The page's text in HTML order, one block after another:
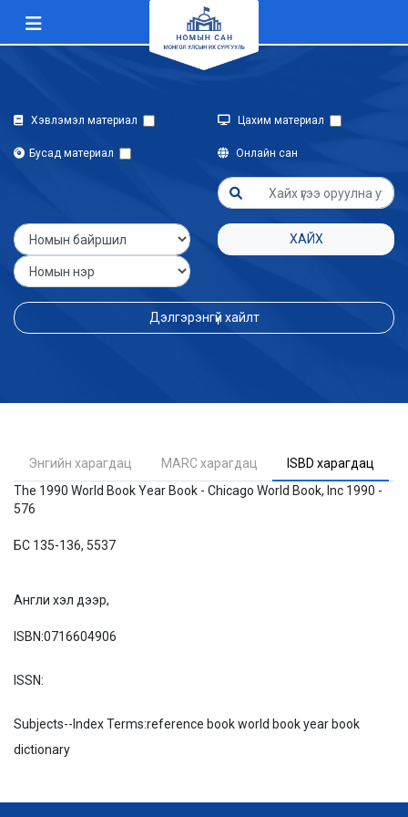
Хэвлэмэл материал Цахим материал
Бусад материал Онлайн сан
ХАЙХ
Дэлгэрэнгүй хайлт
Энгийн харагдац MARC харагдац
ISBD харагдац
The 1990 World Book Year Book - Chicago World Book, Inc 1990 -
576
БС 135-136, 5537
Англи хэл дээр,
ISBN:0716604906
ISSN:
Subjects--Index Terms:reference book world book year book
dictionary